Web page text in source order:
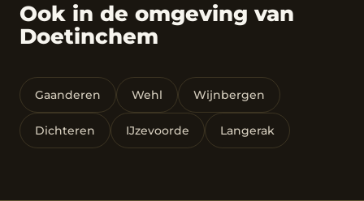
Ook in de omgeving van
Doetinchem
Gaanderen Wehl Wijnbergen
Dichteren IJzevoorde Langerak